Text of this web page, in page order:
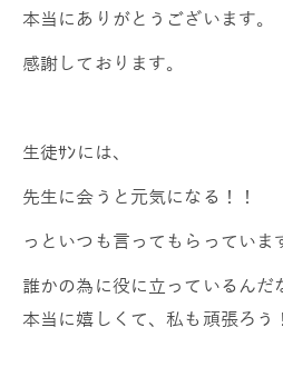
本当にありがとうございます。
感謝しております。
生徒ｻﾝには、
先生に会うと元気になる！！
っといつも言ってもらっていま
誰かの為に役に立っているんだ
本当に嬉しくて、私も頑張ろう